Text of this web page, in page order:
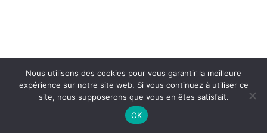
On Air : RALPH SUTTON & JOHNNY
Nous utilisons des cookies pour vous garantir la meilleure
expérience sur notre site web. Si vous continuez à utiliser ce
site, nous supposerons que vous en êtes satisfait.
OK